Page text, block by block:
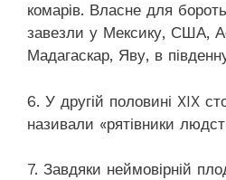
комарів. Власне для
завезли у Мексику, США,
Мадагаскар, Яву, в
6. У другій половині XIX
називали «рятівники
7. Завдяки неймовірній